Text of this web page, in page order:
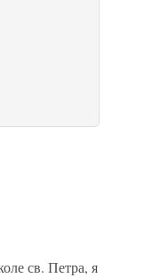
св. Петра, я